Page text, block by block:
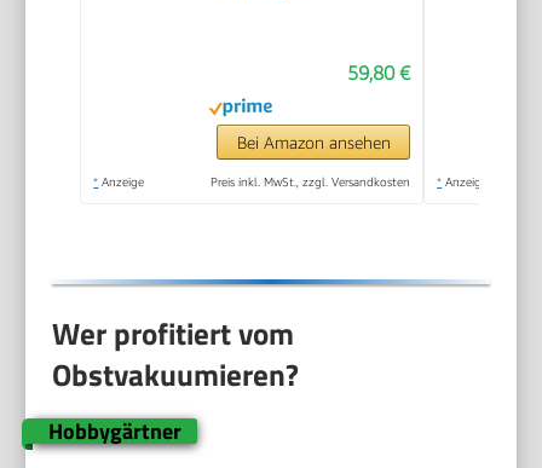
Schweißnaht, inkl. 10
Profi-Folienbeutel
59,80 €
Bei Amazon ansehen
* Anzeige Preis inkl. MwSt., zzgl. Versandkosten * Anzeige
Wer profitiert vom
Obstvakuumieren?
Hobbygärtner